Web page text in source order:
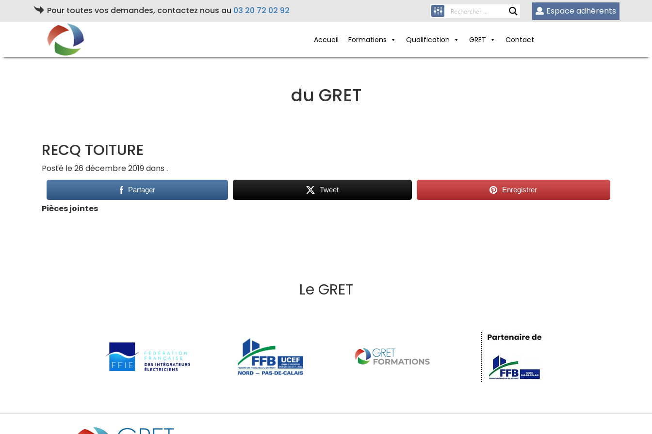
Pour toutes vos demandes, contactez nous au 03 20 72 02 92 Espace adhérents
Accueil Formations Qualification GRET Contact
du GRET
RECQ TOITURE
Posté le 26 décembre 2019 dans .
Partager Tweet Enregistrer
Pièces jointes
Le GRET